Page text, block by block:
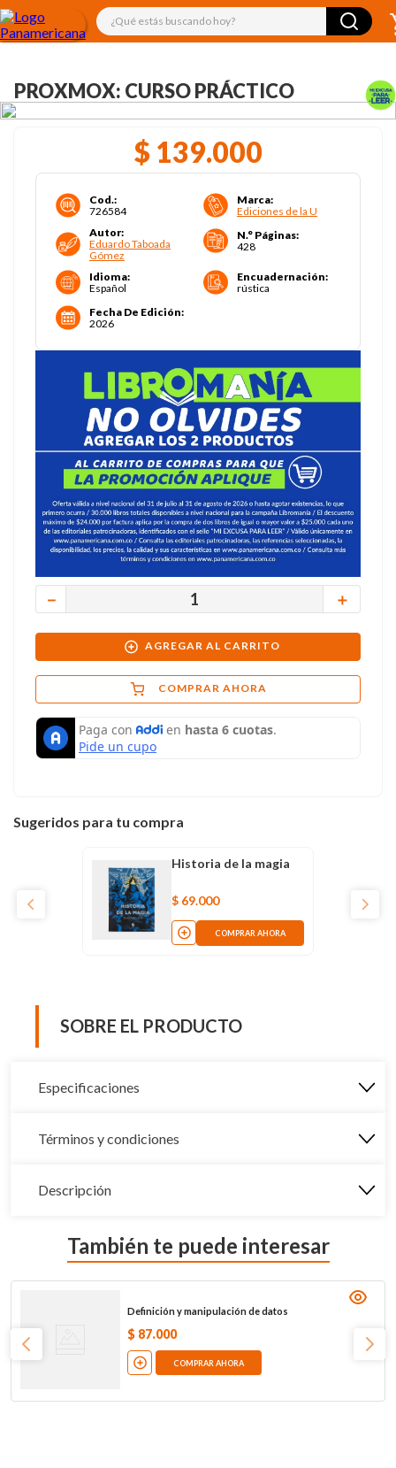
¿Qué estás buscando hoy?
PROXMOX: CURSO PRÁCTICO
$ 139.000
Cod.:
726584
Marca:
Ediciones de la U
Autor:
Eduardo Taboada
Gómez
N.° Páginas:
428
Idioma:
Español
Encuadernación:
rústica
Fecha De Edición:
2026
＋
－
AGREGAR AL CARRITO
COMPRAR AHORA
Sugeridos para tu compra
Historia de la magia
$ 69.000
COMPRAR AHORA
SOBRE EL PRODUCTO
Especificaciones
Términos y condiciones
Descripción
También te puede interesar
Definición y manipulación de datos
$ 87.000
COMPRAR AHORA